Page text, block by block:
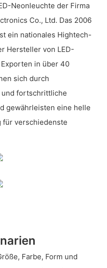
Neonleuchte der Firma
Co., Ltd. Das 2006
ein nationales Hightech-
Hersteller von LED-
in über 40
sich durch
fortschrittliche
gewährleisten eine helle
für verschiedenste
Farbe, Form und